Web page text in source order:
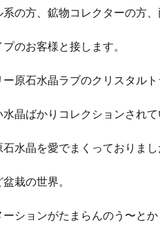
系の方、鉱物コレクターの方
のお客様と接します。
原石水晶ラブのクリスタルト
水晶ばかりコレクションされ
水晶を愛でまくっておりまし
栽の世界。
ーションがたまらんのう〜とか